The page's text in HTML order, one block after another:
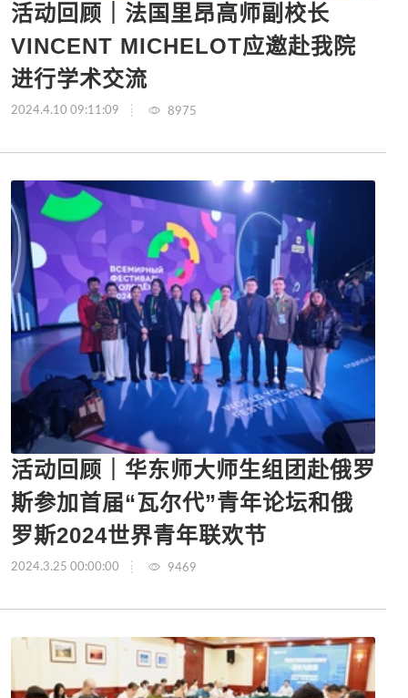
活动回顾｜法国里昂高师副校长
VINCENT MICHELOT应邀赴我院
进行学术交流
2024.4.10 09:11:09 8975
活动回顾｜华东师大师生组团赴俄罗
斯参加首届“瓦尔代”青年论坛和俄
罗斯2024世界青年联欢节
2024.3.25 00:00:00 9469